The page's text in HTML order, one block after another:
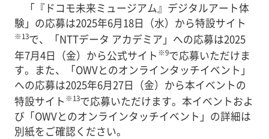
「『ドコモ未来ミュージアム』デジタルアート体
験」の応募は2025年6月18日（水）から特設サイト
※13で、「NTTデータ アカデミア」への応募は2025
年7月4日（金）から公式サイト ※9で応募いただけま
す。また、「OWVとのオンラインタッチイベント」
への応募は2025年6月27日（金）から本イベントの
特設サイト ※13で応募いただけます。本イベントおよ
び「OWVとのオンラインタッチイベント」の詳細は
別紙をご確認ください。